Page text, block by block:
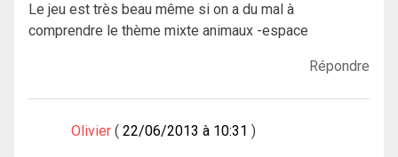
Le jeu est très beau même si on a du mal à
comprendre le thème mixte animaux -espace
Répondre
Olivier 22/06/2013 à 10:31